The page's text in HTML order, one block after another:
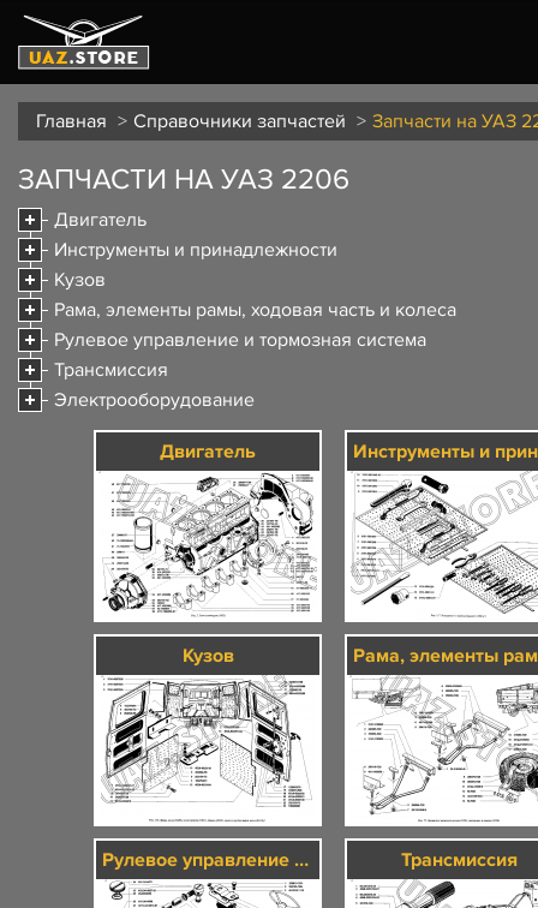
Главная Справочники запчастей Запчасти на УАЗ
ЗАПЧАСТИ НА УАЗ 2206
Двигатель
Инструменты и принадлежности
Кузов
Рама, элементы рамы, ходовая часть и колеса
Рулевое управление и тормозная система
Трансмиссия
Электрооборудование
Двигатель
Кузов
Рулевое управление и тормозная система Трансмиссия